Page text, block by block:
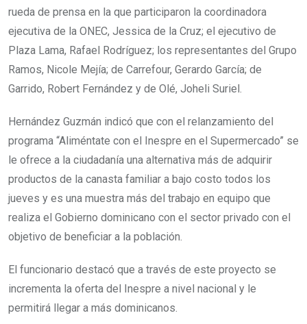
rueda de prensa en la que participaron la coordinadora
ejecutiva de la ONEC, Jessica de la Cruz; el ejecutivo de
Plaza Lama, Rafael Rodríguez; los representantes del Grupo
Ramos, Nicole Mejía; de Carrefour, Gerardo García; de
Garrido, Robert Fernández y de Olé, Joheli Suriel.
Hernández Guzmán indicó que con el relanzamiento del
programa “Aliméntate con el Inespre en el Supermercado” se
le ofrece a la ciudadanía una alternativa más de adquirir
productos de la canasta familiar a bajo costo todos los
jueves y es una muestra más del trabajo en equipo que
realiza el Gobierno dominicano con el sector privado con el
objetivo de beneficiar a la población.
El funcionario destacó que a través de este proyecto se
incrementa la oferta del Inespre a nivel nacional y le
permitirá llegar a más dominicanos.